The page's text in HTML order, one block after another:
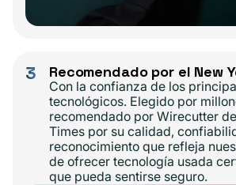
3 Recomendado por el New
Con la confianza de los
tecnológicos. Elegido por
recomendado por Wirecutter
Times por su calidad,
reconocimiento que refleja
de ofrecer tecnología usada
que pueda sentirse seguro.